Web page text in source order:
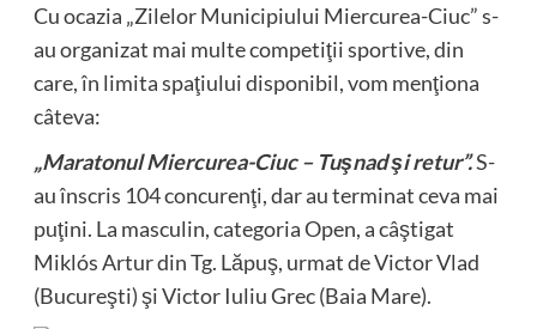
Cu ocazia „Zilelor Municipiului Miercurea-Ciuc” s-
au organizat mai multe competiţii sportive, din
care, în limita spaţiului disponibil, vom menţiona
câteva:
„Maratonul Miercurea-Ciuc – Tuşnad şi retur”.S-
au înscris 104 concurenţi, dar au terminat ceva mai
puţini. La masculin, categoria Open, a câştigat
Miklós Artur din Tg. Lăpuş, urmat de Victor Vlad
(Bucureşti) şi Victor Iuliu Grec (Baia Mare).